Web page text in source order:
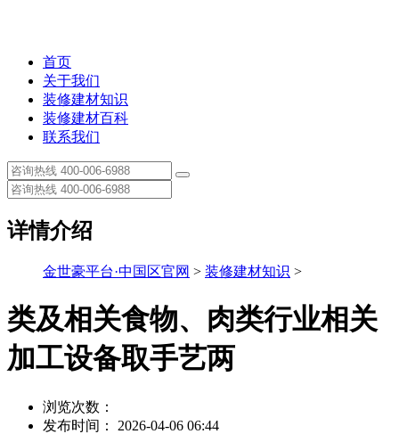
首页
关于我们
装修建材知识
装修建材百科
联系我们
详情介绍
金世豪平台·中国区官网 > 装修建材知识 >
类及相关食物、肉类行业相关
加工设备取手艺两
浏览次数：
发布时间： 2026-04-06 06:44